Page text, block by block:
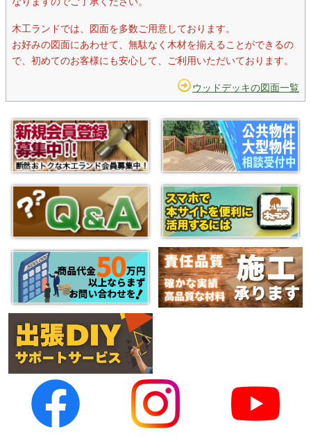
木工ランドでは、図面を多数ご用意しております。
お好みの図面にあわせて、無駄なく木材を揃えることができるの
で、初めてのお客様にも安心して、ご利用いただいております。
ウッドデッキの図面一覧